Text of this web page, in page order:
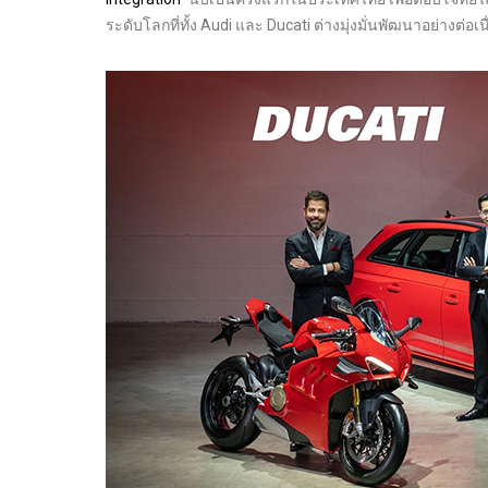
ระดับโลกที่ทั้ง Audi และ Ducati ต่างมุ่งมั่นพัฒนาอย่างต่อเ